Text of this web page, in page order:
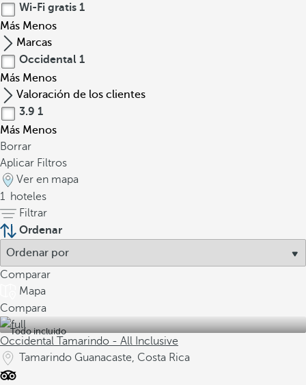
Wi-Fi gratis 1
Más Menos
Marcas
Occidental 1
Más Menos
Valoración de los clientes
3.9 1
Más Menos
Borrar
Aplicar Filtros
Ver en mapa
1 hoteles
Filtrar
Ordenar
Comparar
Mapa
Compara
Todo incluido
Occidental Tamarindo - All Inclusive
Tamarindo Guanacaste, Costa Rica